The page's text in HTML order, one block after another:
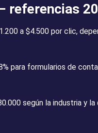
referencias
a $4.500 por clic,
para formularios de
según la industria y